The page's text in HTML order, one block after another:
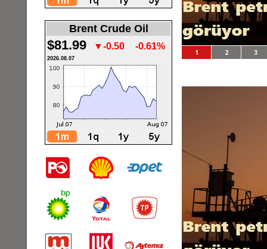
Brent Crude Oil
$81.99 ▼-0.50 -0.61%
2026.08.07
1 2 3